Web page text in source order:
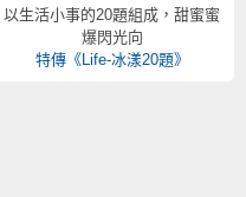
以生活小事的20題組成，甜蜜蜜
爆閃光向
特傳《Life-冰漾20題》